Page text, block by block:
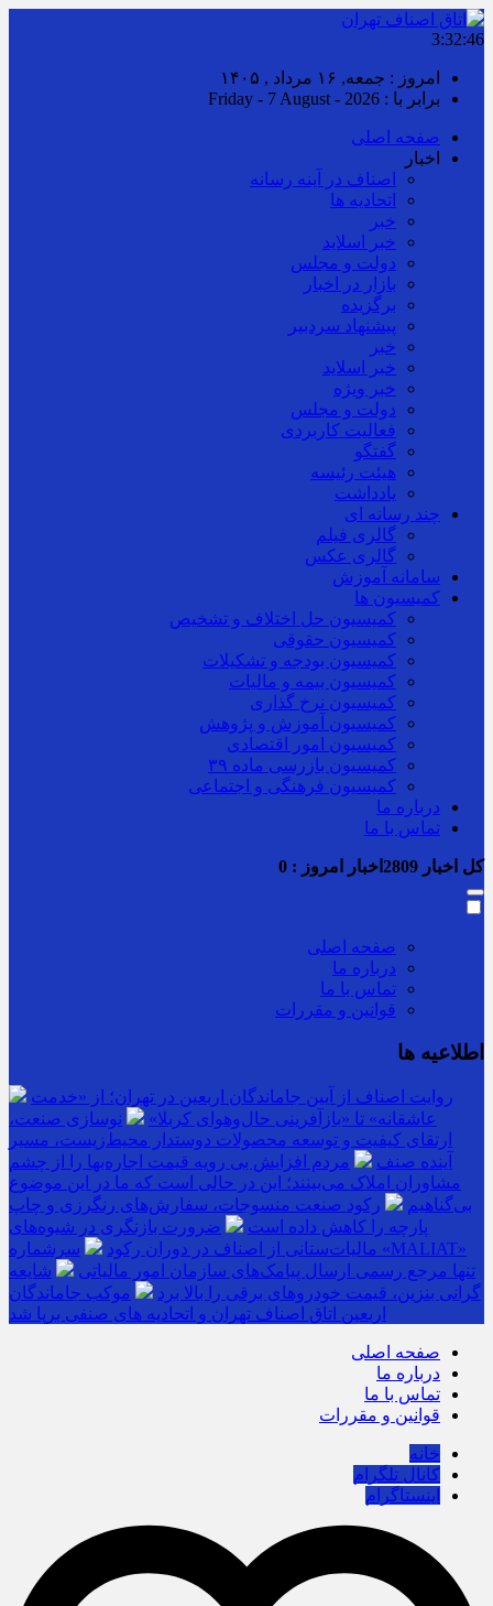
3:32:46
امروز : جمعه, ۱۶ مرداد , ۱۴۰۵
برابر با : Friday - 7 August - 2026
صفحه اصلی
اخبار
اصناف در آینه رسانه
اتحادیه ها
خبر
خبر اسلايد
دولت و مجلس
بازار در اخبار
برگزیده
پیشنهاد سردبیر
خبر
خبر اسلايد
خبر ویژه
دولت و مجلس
فعالیت کاربردی
گفتگو
هیئت رئیسه
یادداشت
چند رسانه ای
گالری فیلم
گالری عکس
سامانه آموزش
کمیسیون ها
کمیسیون حل اختلاف و تشخیص
کمیسیون حقوقی
کمیسیون بودجه و تشکیلات
کمیسیون بیمه و مالیات
کمیسیون نرخ گذاری
کمیسیون آموزش و پژوهش
کمیسیون امور اقتصادی
کمیسیون بازرسی ماده ۳۹
کمیسیون فرهنگی و اجتماعی
درباره ما
تماس با ما
کل اخبار اخبار امروز : 0
صفحه اصلی
درباره ما
تماس با ما
قوانین و مقررات
اطلاعیه ها
روایت اصناف از آیین جاماندگان اربعین در تهران؛ از «خدمت
عاشقانه» تا «بازآفرینی حال‌وهوای کربلا»
نوسازی صنعت،
ارتقای کیفیت و توسعه محصولات دوستدار محیط‌زیست، مسیر
آینده صنف
مردم افزایش بی رویه قیمت اجاره‌بها را از چشم
مشاوران املاک می‌بینند؛ این در حالی است که ما در این موضوع
بی‌گناهیم
رکود صنعت منسوجات، سفارش‌های رنگرزی و چاپ
پارچه را کاهش داده است
ضرورت بازنگری در شیوه‌های
مالیات‌ستانی از اصناف در دوران رکود
سرشماره «MALIAT»
تنها مرجع رسمی ارسال پیامک‌های سازمان امور مالیاتی
شایعه
گرانی بنزین، قیمت خودروهای برقی را بالا برد
موکب جاماندگان
اربعین اتاق اصناف تهران و اتحادیه های صنفی برپا شد
صفحه اصلی
درباره ما
تماس با ما
قوانین و مقررات
خانه
کانال تلگرام
اینستاگرام